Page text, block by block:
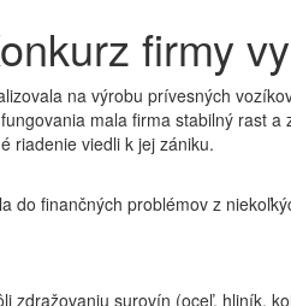
firmy
na výrobu prívesných
mala firma stabilný rast
riadenie viedli k jej zániku.
do finančných problémov z
zdražovaniu surovín (oceľ, hliník,